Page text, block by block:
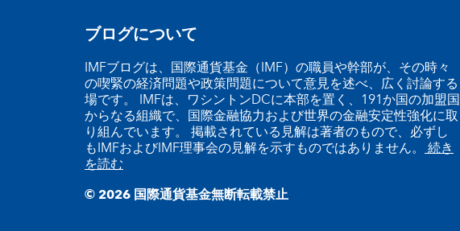
ブログについて
IMFブログは、国際通貨基金（IMF）の職員や幹部が、その時々
の喫緊の経済問題や政策問題について意見を述べ、広く討論する
場です。 IMFは、ワシントンDCに本部を置く、191か国の加盟国
からなる組織で、国際金融協力および世界の金融安定性強化に取
り組んでいます。 掲載されている見解は著者のもので、必ずし
もIMFおよびIMF理事会の見解を示すものではありません。 続き
を読む
© 2026 国際通貨基金無断転載禁止